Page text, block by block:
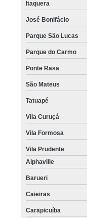
onde fazer nano
nano pigmentação de
nano micro capilar Mauá
nano pigmentação
onde fazer nano
nano pigmentação no
nano pigmentação
nano micropigmentação
clinica que faz nano
clinica que faz nano
Itaquera
José Bonifácio
Parque São Lucas
Parque do Carmo
Ponte Rasa
São Mateus
Tatuapé
Vila Curuçá
Vila Formosa
Vila Prudente
Alphaville
Barueri
Caieiras
Carapicuíba